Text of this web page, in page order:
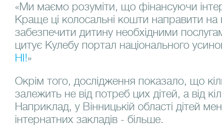
«Ми маємо розуміти, що фінансуючи
Краще ці колосальні кошти направити на
забезпечити дитину необхідними
цитує Кулебу портал національного
НІ!»
Окрім того, дослідження показало, що
залежить не від потреб цих дітей, а від
Наприклад, у Вінницькій області дітей
інтернатних закладів - більше.